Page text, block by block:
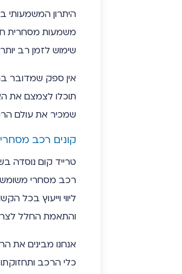
משמעות מסחרית
שימוש לזמן רב
אין ספק שמדובר
תוכלו לצמצם את
שמכיר את עולם
קונים רכב
רכב מסחרי
ליווי וייעוץ
והתאמת החלל
אנחנו מבינים את
כלי הרכב